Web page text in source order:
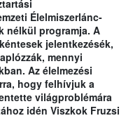
Élelmiszerlánc-
nélkül programja. A
jelentkezésék,
mennyi
Az élelmezési
hogy felhívjuk a
világproblémára
idén Viszkok Fruzsi